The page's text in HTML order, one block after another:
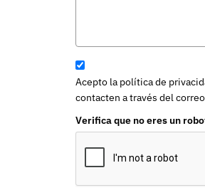
Acepto la política de
contacten a través del
Verifica que no eres un